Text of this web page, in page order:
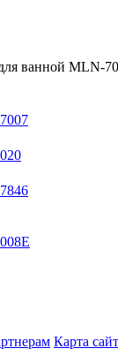
ванной MLN-
Карта